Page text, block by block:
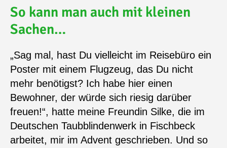
So kann man auch mit kleinen
Sachen…
„Sag mal, hast Du vielleicht im Reisebüro ein
Poster mit einem Flugzeug, das Du nicht
mehr benötigst? Ich habe hier einen
Bewohner, der würde sich riesig darüber
freuen!“, hatte meine Freundin Silke, die im
Deutschen Taubblindenwerk in Fischbeck
arbeitet, mir im Advent geschrieben. Und so